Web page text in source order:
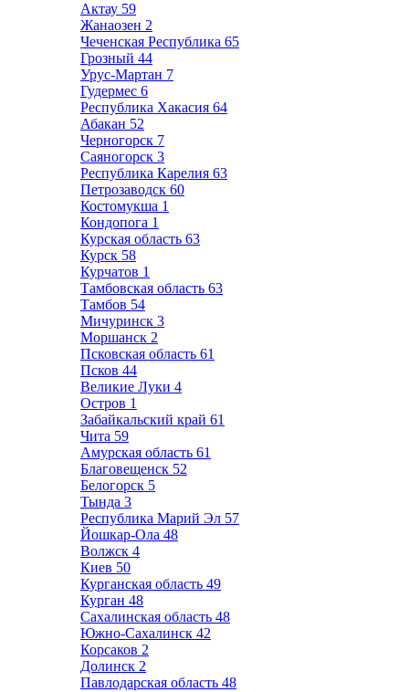
Актау 59
Жанаозен 2
Чеченская Республика 65
Грозный 44
Урус-Мартан 7
Гудермес 6
Республика Хакасия 64
Абакан 52
Черногорск 7
Саяногорск 3
Республика Карелия 63
Петрозаводск 60
Костомукша 1
Кондопога 1
Курская область 63
Курск 58
Курчатов 1
Тамбовская область 63
Тамбов 54
Мичуринск 3
Моршанск 2
Псковская область 61
Псков 44
Великие Луки 4
Остров 1
Забайкальский край 61
Чита 59
Амурская область 61
Благовещенск 52
Белогорск 5
Тында 3
Республика Марий Эл 57
Йошкар-Ола 48
Волжск 4
Киев 50
Курганская область 49
Курган 48
Сахалинская область 48
Южно-Сахалинск 42
Корсаков 2
Долинск 2
Павлодарская область 48